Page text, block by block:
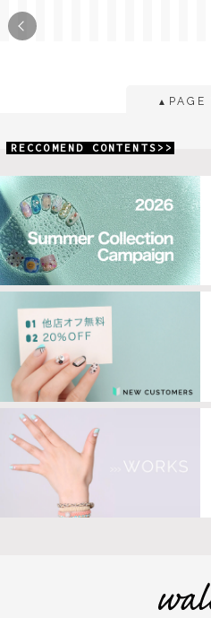
▲ PAGE
RECCOMEND CONTENTS>>